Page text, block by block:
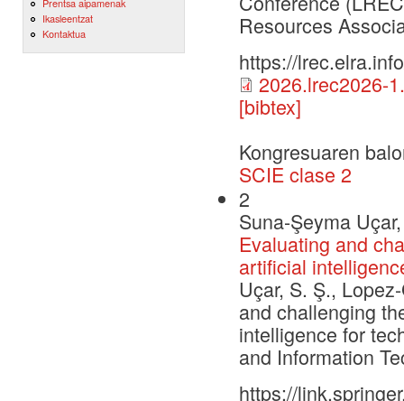
Ikasleentzat
Kontaktua
Resources
https://
2026.lrec2026-
[bibtex]
Kongresuaren
SCIE clase 2
2
Suna-Şeyma
Evaluating and
artificial
Uçar, S. Ş.,
and challenging
intelligence for
and Information
https://